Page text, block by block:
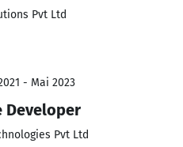
Pvt Ltd
- Mai 2023
Developer
Pvt Ltd